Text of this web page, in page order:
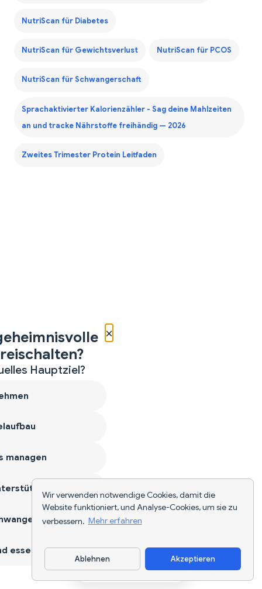
Wir verwenden notwendige Cookies, damit die
Website funktioniert, und Analyse-Cookies, um sie zu
verbessern. Mehr erfahren
Ablehnen Akzeptieren
NutriScan für Diabetes
NutriScan für Gewichtsverlust NutriScan für PCOS
NutriScan für Schwangerschaft
Sprachaktivierter Kalorienzähler - Sag deine Mahlzeiten
an und tracke Nährstoffe freihändig — 2026
Zweites Trimester Protein Leitfaden
App herunterladen
×
Hauptziel?
managen
essen